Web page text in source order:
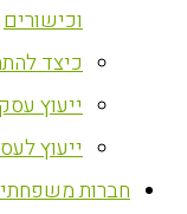
וכישורים
כיצד
ייעוץ
ייעוץ
חברות